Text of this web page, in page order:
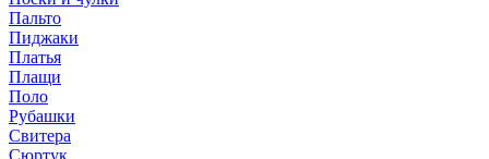
Пальто
Пиджаки
Платья
Плащи
Поло
Рубашки
Свитера
Сюртук